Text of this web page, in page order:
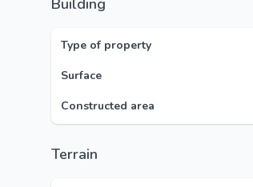
Building
Type of property
Surface
Constructed area
Terrain